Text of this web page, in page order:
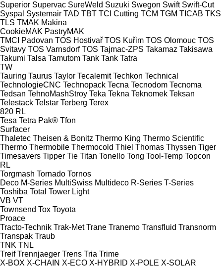
Superior Supervac SureWeld Suzuki Swegon Swift Swift-Cut
Syspal Systemair TAD TBT TCI Cutting TCM TGM TICAB TKS
TLS TMAK Makina
CookieMAK PastryMAK
TMCI Padovan TOS Hostivař TOS Kuřim TOS Olomouc TOS
Svitavy TOS Varnsdorf TOS Tajmac-ZPS Takamaz Takisawa
Takumi Talsa Tamutom Tank Tank Tatra
TW
Tauring Taurus Taylor Tecalemit Techkon Technical
TechnologieCNC Technopack Tecna Tecnodom Tecnoma
Tedsan TehnoMashStroy Teka Tekna Teknomek Teksan
Telestack Telstar Terberg Terex
820 RL
Tesa Tetra Pak® Tfon
Surfacer
Thaletec Theisen & Bonitz Thermo King Thermo Scientific
Thermo Thermobile Thermocold Thiel Thomas Thyssen Tiger
Timesavers Tipper Tie Titan Tonello Tong Tool-Temp Topcon
RL
Torgmash Tornado Tornos
Deco M-Series MultiSwiss Multideco R-Series T-Series
Toshiba Total Tower Light
VB VT
Townsend Tox Toyota
Proace
Tracto-Technik Trak-Met Trane Tranemo Transfluid Transnorm
Transpak Traub
TNK TNL
Treif Trennjaeger Trens Tria Trime
X-BOX X-CHAIN X-ECO X-HYBRID X-POLE X-SOLAR